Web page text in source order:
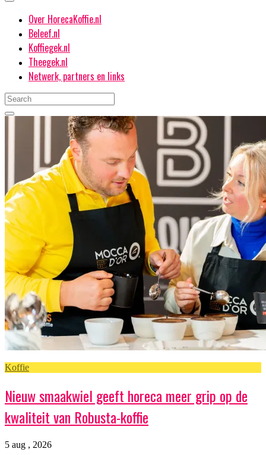
Over HorecaKoffie.nl
Beleef.nl
Koffiegek.nl
Theegek.nl
Netwerk, partners en links
Koffie
Nieuw smaakwiel geeft horeca meer grip op de
kwaliteit van Robusta-koffie
5 aug , 2026